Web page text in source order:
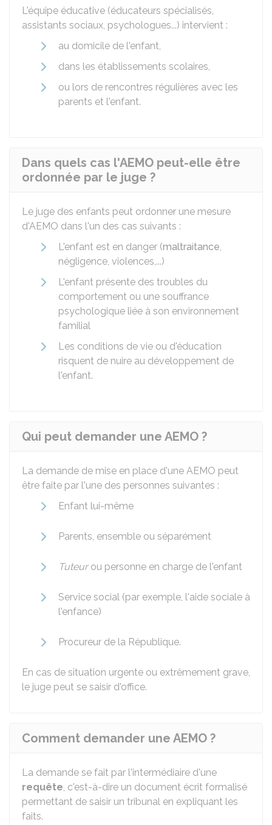
L'équipe éducative (éducateurs spécialisés,
assistants sociaux, psychologues...) intervient :
au domicile de l'enfant,
dans les établissements scolaires,
ou lors de rencontres régulières avec les
parents et l'enfant.
Dans quels cas l'AEMO peut-elle être
ordonnée par le juge ?
Le juge des enfants peut ordonner une mesure
d'AEMO dans l'un des cas suivants :
L'enfant est en danger (maltraitance,
négligence, violences,...)
L'enfant présente des troubles du
comportement ou une souffrance
psychologique liée à son environnement
familial
Les conditions de vie ou d'éducation
risquent de nuire au développement de
l'enfant.
Qui peut demander une AEMO ?
La demande de mise en place d'une AEMO peut
être faite par l'une des personnes suivantes :
Enfant lui-même
Parents, ensemble ou séparément
Tuteurou personne en charge de l'enfant
Service social (par exemple, l'aide sociale à
l'enfance)
Procureur de la République.
En cas de situation urgente ou extrêmement grave,
le juge peut se saisir d'office.
Comment demander une AEMO ?
La demande se fait par l'intermédiaire d'une
requête, c'est-à-dire un document écrit formalisé
permettant de saisir un tribunal en expliquant les
faits.